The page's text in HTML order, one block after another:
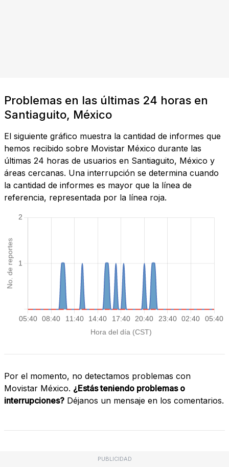
Problemas en las últimas 24 horas en
Santiaguito, México
El siguiente gráfico muestra la cantidad de informes que
hemos recibido sobre Movistar México durante las
últimas 24 horas de usuarios en Santiaguito, México y
áreas cercanas. Una interrupción se determina cuando
la cantidad de informes es mayor que la línea de
referencia, representada por la línea roja.
Por el momento, no detectamos problemas con
Movistar México. ¿Estás teniendo problemas o
interrupciones? Déjanos un mensaje en los comentarios.
PUBLICIDAD